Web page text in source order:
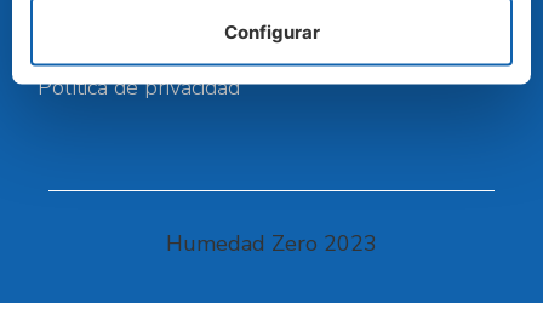
Política de privacidad
Humedad Zero 2023
Configurar